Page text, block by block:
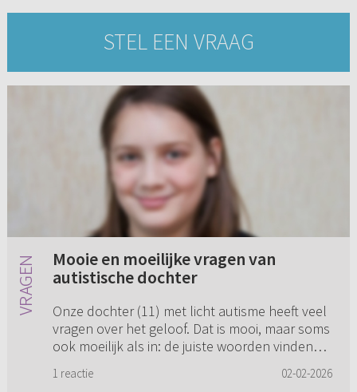
STEL EEN VRAAG
Mooie en moeilijke vragen van
autistische dochter
Onze dochter (11) met licht autisme heeft veel
vragen over het geloof. Dat is mooi, maar soms
ook moeilijk als in: de juiste woorden vinden
hoe dien je de...
1 reactie 02-02-2026